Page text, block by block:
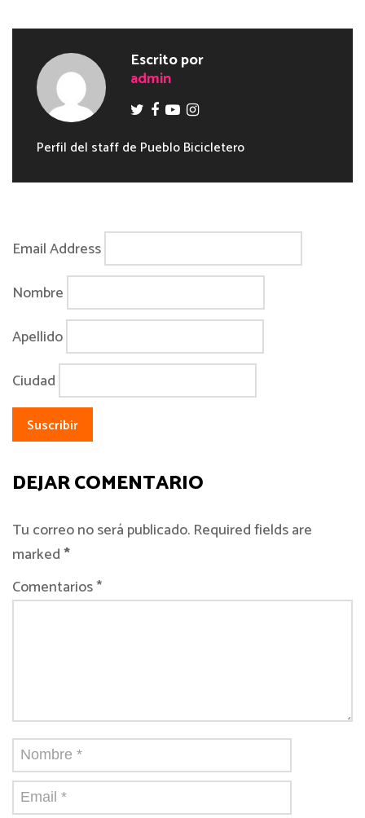
Escrito por
admin
Perfil del staff de Pueblo Bicicletero
Email Address
Nombre
Apellido
Ciudad
DEJAR COMENTARIO
Tu correo no será publicado. Required fields are
marked*
Comentarios *